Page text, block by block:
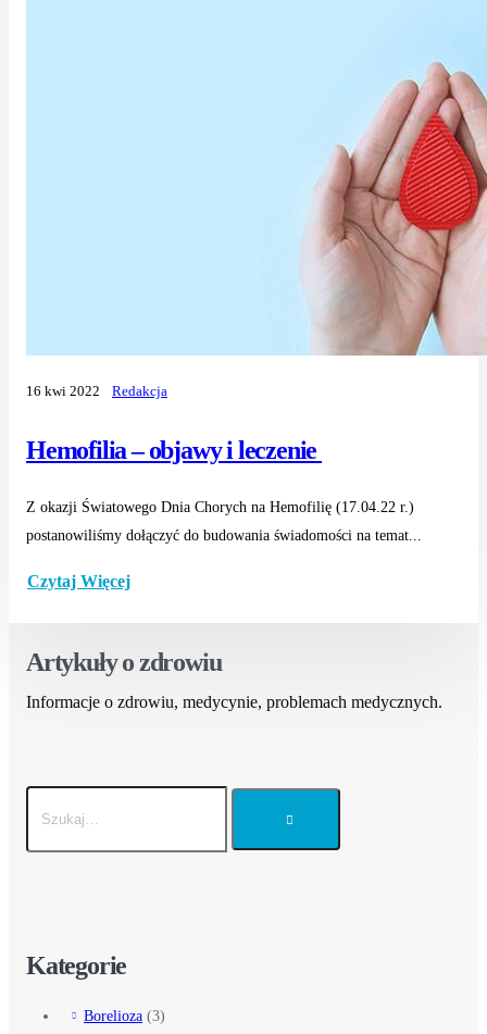
Hemofilia – objawy i leczenie
16 kwi 2022 Redakcja
Z okazji Światowego Dnia Chorych na Hemofilię (17.04.22 r.)
postanowiliśmy dołączyć do budowania świadomości na temat...
Czytaj Więcej
Artykuły o zdrowiu
Informacje o zdrowiu, medycynie, problemach medycznych.
Kategorie
Borelioza (3)